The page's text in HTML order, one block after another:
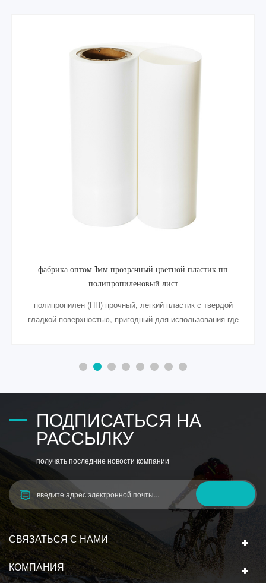
Пищевой матовый прозрачный полипропилен листовой
PP-ролл
наша продукция полипропиленовый лист в основном
применяется для термоформуемой упаковки для
ПОДПИСАТЬСЯ НА
РАССЫЛКУ
получать последние новости компании
СВЯЗАТЬСЯ С НАМИ
КОМПАНИЯ